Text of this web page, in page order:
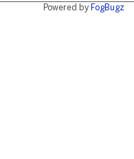
Powered by FogBugz